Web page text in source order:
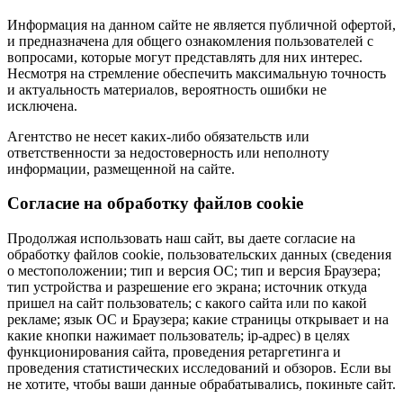
Информация на данном сайте не является публичной офертой,
и предназначена для общего ознакомления пользователей с
вопросами, которые могут представлять для них интерес.
Несмотря на стремление обеспечить максимальную точность
и актуальность материалов, вероятность ошибки не
исключена.
Агентство не несет каких-либо обязательств или
ответственности за недостоверность или неполноту
информации, размещенной на сайте.
Cогласие на обработку файлов cookie
Продолжая использовать наш сайт, вы даете согласие на
обработку файлов cookie, пользовательских данных (сведения
о местоположении; тип и версия ОС; тип и версия Браузера;
тип устройства и разрешение его экрана; источник откуда
пришел на сайт пользователь; с какого сайта или по какой
рекламе; язык ОС и Браузера; какие страницы открывает и на
какие кнопки нажимает пользователь; ip-адрес) в целях
функционирования сайта, проведения ретаргетинга и
проведения статистических исследований и обзоров. Если вы
не хотите, чтобы ваши данные обрабатывались, покиньте сайт.